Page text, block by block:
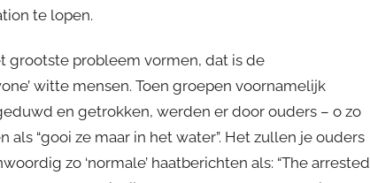
te lopen.
grootste probleem vormen, dat is de
witte mensen. Toen groepen voornamelijk
en getrokken, werden er door ouders – o zo
“gooi ze maar in het water”. Het zullen je ouders
zo ‘normale’ haatberichten als: “The arrested